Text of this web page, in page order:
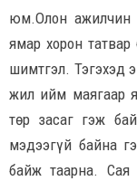
юм.Олон ажилчин
ямар хорон
шимтгэл. Тэгэхэд
жил ийм маягаар
төр засаг гэж
мэдээгүй байна
байж таарна.